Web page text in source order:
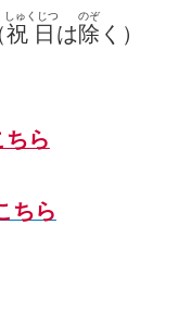
祝日
しゅくじつ
は除
のぞ
く）
ちら
ちら